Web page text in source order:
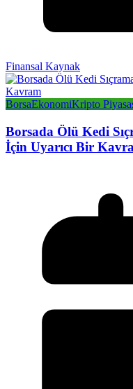
Finansal Kaynak
BorsaEkonomiKripto
Borsada Ölü Kedi
İçin Uyarıcı Bir